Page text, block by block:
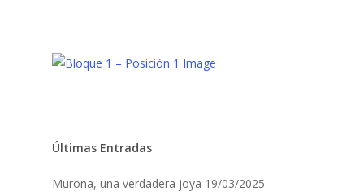
Últimas Entradas
Murona, una verdadera joya 19/03/2025